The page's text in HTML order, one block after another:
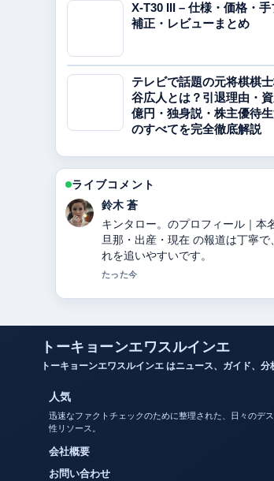
X-T30 III – 仕様・価格・手
補正・レビューまとめ
テレビで話題の元将棋棋士
谷広人とは？引退理由・
億円・独身説・株主優待
のすべてを完全徹底解説
ライブコメント
渡辺 結衣
【2025年最新】ドラマ相棒の意味
代相棒一覧・降板理由・視聴率・
ストを完全解説！【25周年】 周辺
証がしっかりしていて安心感があ
トーキョーンエワスルインエ
トーキョーンエワスルインエ はニュース、ガイド、
人気
性リソース。
会社概要